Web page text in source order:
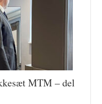
MTM – del